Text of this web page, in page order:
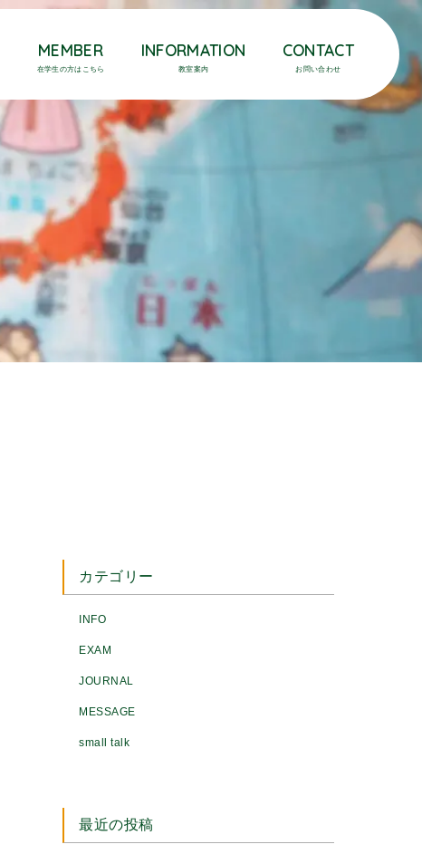
MEMBER INFORMATION CONTACT
カテゴリー
INFO
EXAM
JOURNAL
MESSAGE
small talk
最近の投稿